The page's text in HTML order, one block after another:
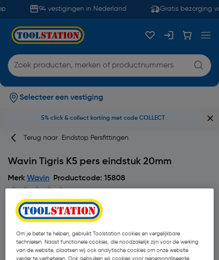
94 vestigingen in Nederland Gratis bezorging
Selecteer een vestiging
5% click & collect korting met code COLLECT
Terug naar Eindstop Persfittingen
Wavin Tigris K5 pers eindstuk 20mm
Merk Wavin Productcode: 15808
Om je beter te helpen, gebruikt Toolstation cookies en vergelijkbare
technieken. Naast functionele cookies, die noodzakelijk zijn voor de werking
van de website, plaatsen wij ook analytische cookies om onze website